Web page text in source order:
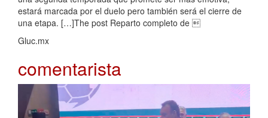
estará marcada por el duelo pero también será el cierre de
una etapa. […]The post Reparto completo de 
Gluc.mx
comentarista